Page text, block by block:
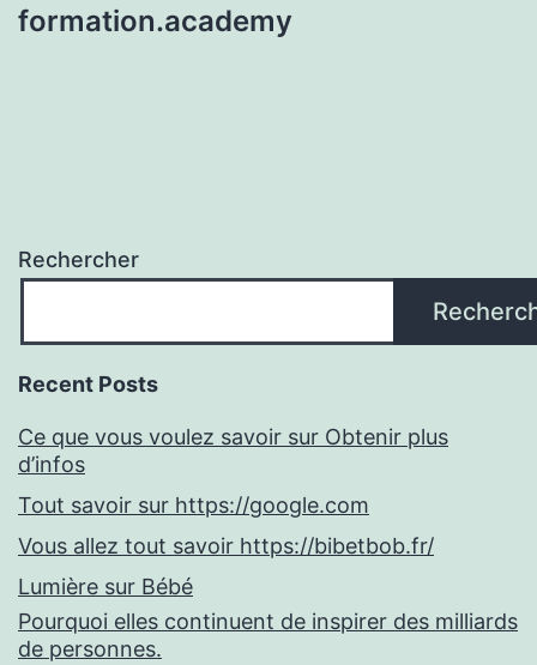
formation.academy
Rechercher
Recent Posts
Ce que vous voulez savoir sur Obtenir plus
d’infos
Tout savoir sur https://google.com
Vous allez tout savoir https://bibetbob.fr/
Lumière sur Bébé
Pourquoi elles continuent de inspirer des milliards
de personnes.